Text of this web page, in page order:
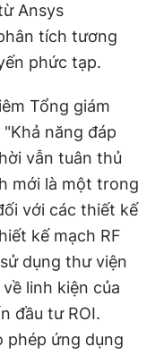
Ansys
tích tương
phức tạp.
Tổng giám
năng đáp
vẫn tuân thủ
mới là một trong
với các thiết kế
kế mạch RF
dụng thư viện
linh kiện của
đầu tư ROI.
phép ứng dụng